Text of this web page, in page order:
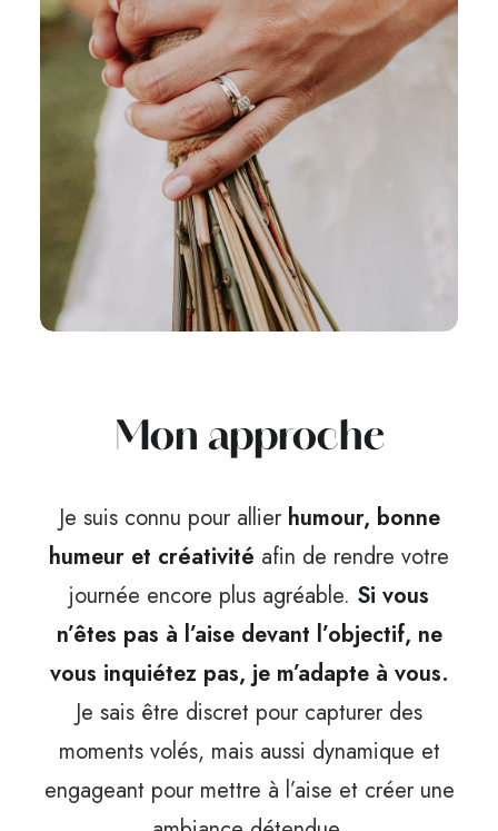
Mon approche
Je suis connu pour allier humour, bonne
humeur et créativité afin de rendre votre
journée encore plus agréable. Si vous
n’êtes pas à l’aise devant l’objectif, ne
vous inquiétez pas, je m’adapte à vous.
Je sais être discret pour capturer des
moments volés, mais aussi dynamique et
engageant pour mettre à l’aise et créer une